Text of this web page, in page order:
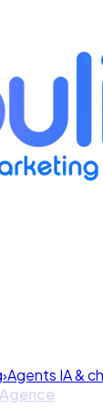
›Agents IA &
Agence